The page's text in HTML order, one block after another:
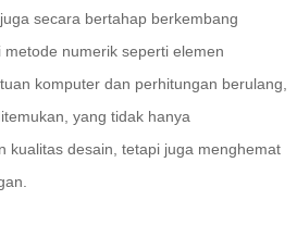
secara bertahap berkembang
numerik seperti elemen
komputer dan perhitungan berulang,
yang tidak hanya
kualitas desain, tetapi juga menghemat